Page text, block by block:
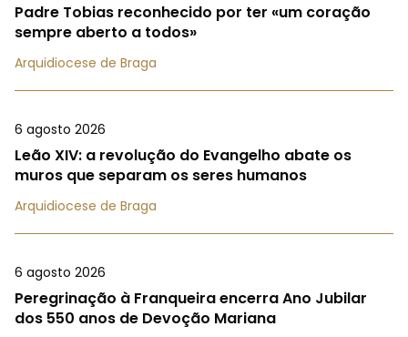
Padre Tobias reconhecido por ter «um coração
sempre aberto a todos»
Arquidiocese de Braga
6 agosto 2026
Leão XIV: a revolução do Evangelho abate os
muros que separam os seres humanos
Arquidiocese de Braga
6 agosto 2026
Peregrinação à Franqueira encerra Ano Jubilar
dos 550 anos de Devoção Mariana